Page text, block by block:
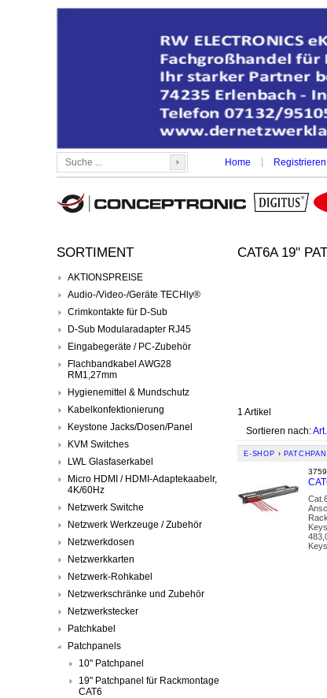
Home Registrieren
SORTIMENT
AKTIONSPREISE
Audio-/Video-/Geräte TECHly®
Crimkontakte für D-Sub
D-Sub Modularadapter RJ45
Eingabegeräte / PC-Zubehör
Flachbandkabel AWG28
RM1,27mm
Hygienemittel & Mundschutz
Kabelkonfektionierung
Keystone Jacks/Dosen/Panel
KVM Switches
LWL Glasfaserkabel
Micro HDMI / HDMI-Adaptekaabelr,
4K/60Hz
Netzwerk Switche
Netzwerk Werkzeuge / Zubehör
Netzwerkdosen
Netzwerkkarten
Netzwerk-Rohkabel
Netzwerkschränke und Zubehör
Netzwerkstecker
Patchkabel
Patchpanels
10" Patchpanel
19" Patchpanel für Rackmontage
CAT6
CAT6A 19"
1 Artikel
Sortieren nach:
E-SHOP ›